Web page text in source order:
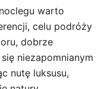
warto
celu podróży
dobrze
niezapomnianym
nutę luksusu,